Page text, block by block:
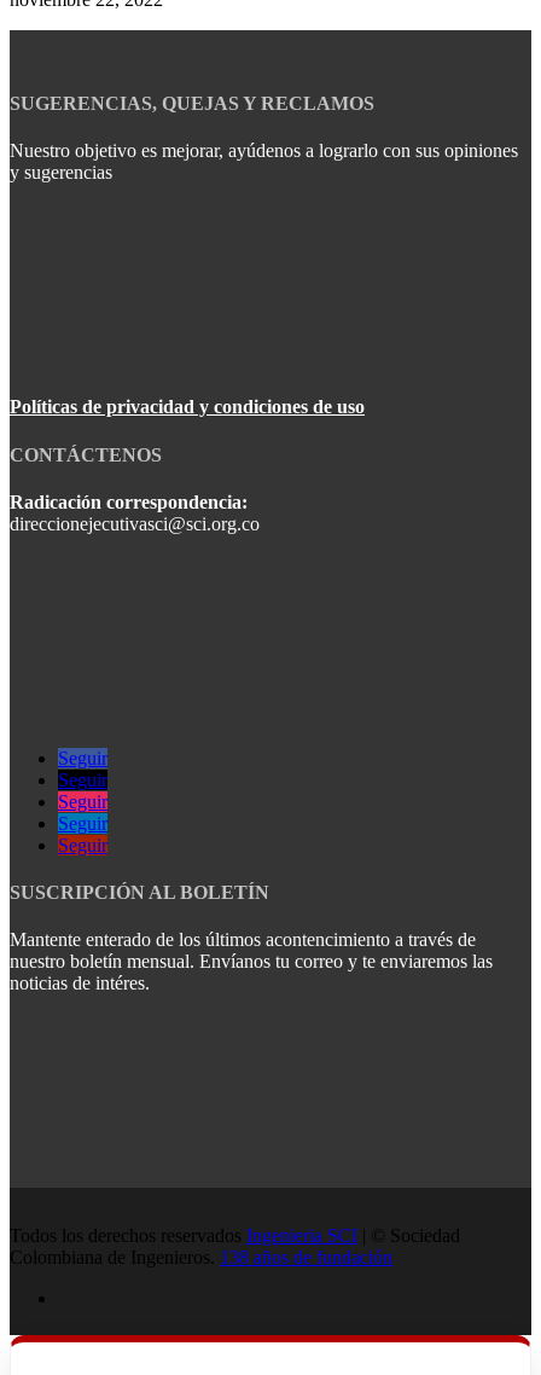
SUGERENCIAS, QUEJAS Y RECLAMOS
Nuestro objetivo es mejorar, ayúdenos a lograrlo con sus opiniones
y sugerencias
Políticas de privacidad y condiciones de uso
CONTÁCTENOS
Radicación correspondencia:
direccionejecutivasci@sci.org.co
Seguir
Seguir
Seguir
Seguir
Seguir
SUSCRIPCIÓN AL BOLETÍN
Mantente enterado de los últimos acontencimiento a través de
nuestro boletín mensual. Envíanos tu correo y te enviaremos las
noticias de intéres.
Todos los derechos reservados Ingenieria SCI | © Sociedad
Colombiana de Ingenieros. 138 años de fundación